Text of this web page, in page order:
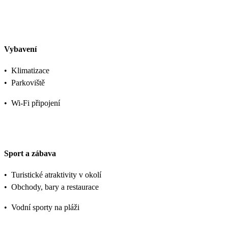
Vybavení
• Klimatizace
• Parkoviště
• Wi-Fi připojení
Sport a zábava
• Turistické atraktivity v okolí
• Obchody, bary a restaurace
• Vodní sporty na pláži